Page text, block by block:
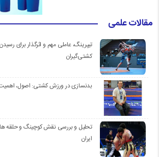
مقالات علمی
تیپرینگ، عاملی مهم و اثرگذار برای
کشتی‌گیران
بدنسازی در ورزش کشتی: اصول، اهمیت
تحلیل و بررسی نقش کوچینگ و حلقه
ایران